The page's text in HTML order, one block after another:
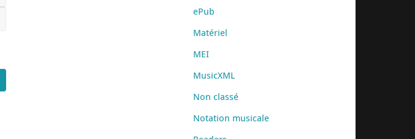
ePub
Matériel
MEI
MusicXML
Non classé
Notation musicale